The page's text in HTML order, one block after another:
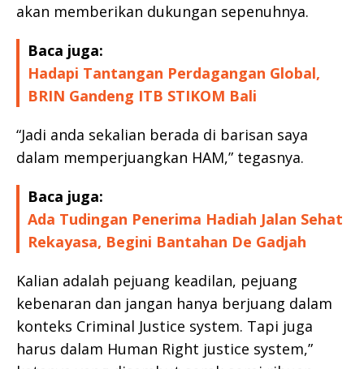
akan memberikan dukungan sepenuhnya.
Baca juga:
Hadapi Tantangan Perdagangan Global,
BRIN Gandeng ITB STIKOM Bali
“Jadi anda sekalian berada di barisan saya
dalam memperjuangkan HAM,” tegasnya.
Baca juga:
Ada Tudingan Penerima Hadiah Jalan Sehat
Rekayasa, Begini Bantahan De Gadjah
Kalian adalah pejuang keadilan, pejuang
kebenaran dan jangan hanya berjuang dalam
konteks Criminal Justice system. Tapi juga
harus dalam Human Right justice system,”